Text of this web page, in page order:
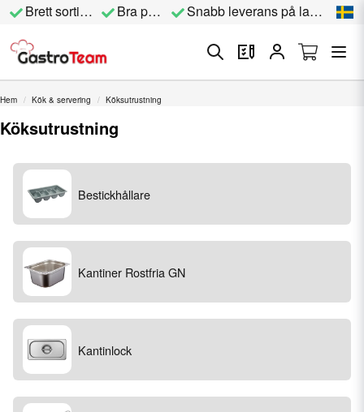
Brett sortiment Bra priser Snabb leverans på lagervara
Hem Kök & servering Köksutrustning
Köksutrustning
Bestickhållare
Kantiner Rostfria GN
Kantinlock